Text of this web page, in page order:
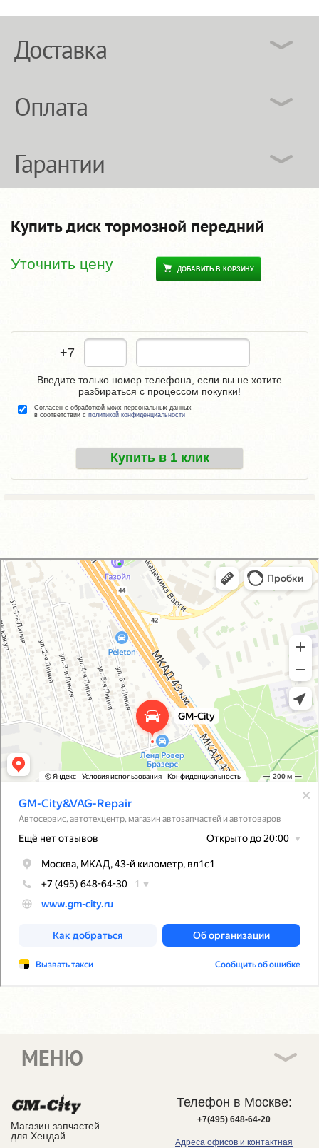
Доставка
Оплата
Гарантии
Купить диск тормозной передний
Уточнить цену ДОБАВИТЬ В КОРЗИНУ
+7
Купить в 1 клик
Введите только номер телефона, если вы не хотите
разбираться с процессом покупки!
Согласен с обработкой моих персональных данных
в соответствии с политикой конфиденциальности
GM-City&VAG-Repair
Автосервис, автотехцентр в Москве
Магазин автозапчастей и автотоваров в Москве
Магазин запчастей
для Хендай
МЕНЮ
Телефон в Москве:
+7(495) 648-64-20
Адреса офисов и контактная